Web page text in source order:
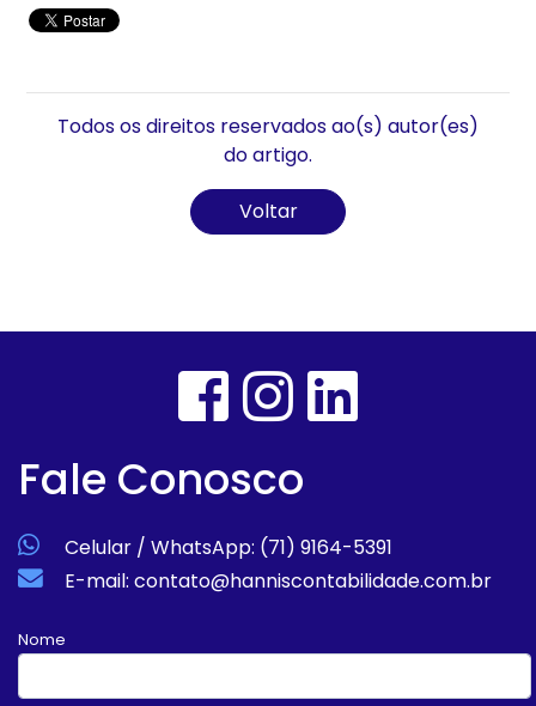
Todos os direitos reservados ao(s) autor(es)
do artigo.
Voltar
Fale Conosco
Celular / WhatsApp: (71) 9164-5391
E-mail: contato@hanniscontabilidade.com.br
Nome